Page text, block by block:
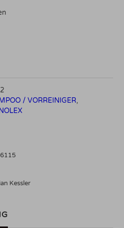
/ VORREINIGER,
Kessler